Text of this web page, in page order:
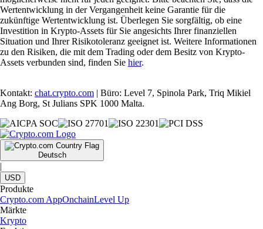
Wertentwicklung in der Vergangenheit keine Garantie für die
zukünftige Wertentwicklung ist. Überlegen Sie sorgfältig, ob eine
Investition in Krypto-Assets für Sie angesichts Ihrer finanziellen
Situation und Ihrer Risikotoleranz geeignet ist. Weitere Informationen
zu den Risiken, die mit dem Trading oder dem Besitz von Krypto-
Assets verbunden sind, finden Sie hier.
Kontakt: chat.crypto.com | Büro: Level 7, Spinola Park, Triq Mikiel
Ang Borg, St Julians SPK 1000 Malta.
Deutsch
|
USD
Produkte
Crypto.com AppOnchainLevel Up
Märkte
Krypto